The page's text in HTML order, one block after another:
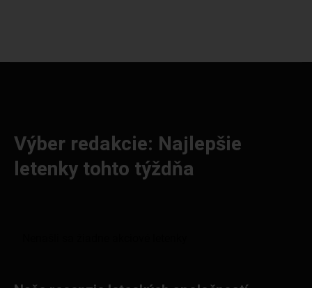
Výber redakcie: Najlepšie
letenky tohto týždňa